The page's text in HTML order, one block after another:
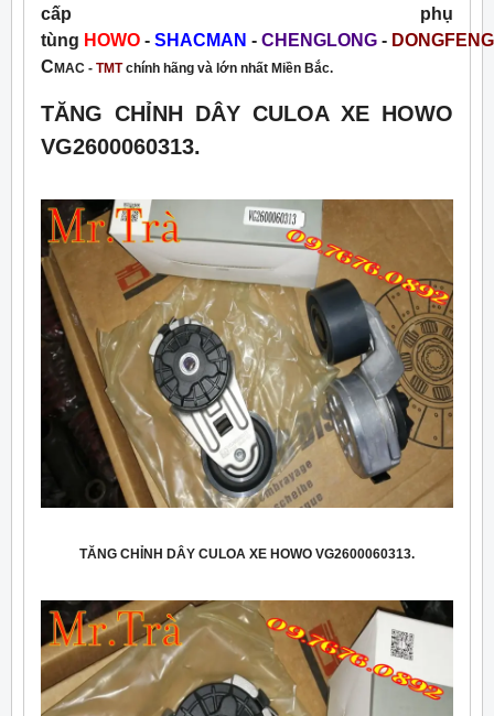
cấp phụ
tùng HOWO - SHACMAN - CHENGLONG - DONGFENG
CMAC - TMTchính hãng và lớn nhất Miền Bắc.
TĂNG CHỈNH DÂY CULOA XE HOWO
VG2600060313.
TĂNG CHỈNH DÂY CULOA XE HOWO VG2600060313.